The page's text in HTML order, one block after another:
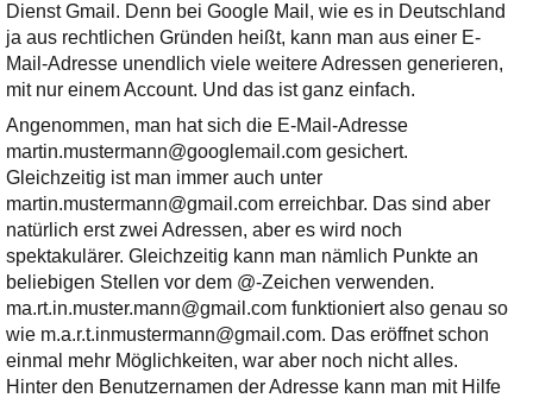
Dienst Gmail. Denn bei Google Mail, wie es in Deutschland
ja aus rechtlichen Gründen heißt, kann man aus einer E-
Mail-Adresse unendlich viele weitere Adressen generieren,
mit nur einem Account. Und das ist ganz einfach.
Angenommen, man hat sich die E-Mail-Adresse
martin.mustermann@googlemail.com gesichert.
Gleichzeitig ist man immer auch unter
martin.mustermann@gmail.com erreichbar. Das sind aber
natürlich erst zwei Adressen, aber es wird noch
spektakulärer. Gleichzeitig kann man nämlich Punkte an
beliebigen Stellen vor dem @-Zeichen verwenden.
ma.rt.in.muster.mann@gmail.com funktioniert also genau so
wie m.a.r.t.inmustermann@gmail.com. Das eröffnet schon
einmal mehr Möglichkeiten, war aber noch nicht alles.
Hinter den Benutzernamen der Adresse kann man mit Hilfe
E-Mail bestätigen